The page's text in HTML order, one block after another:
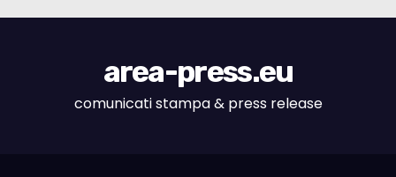
area-press.eu
comunicati stampa & press release